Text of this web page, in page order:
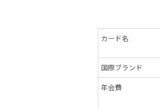
カード名
国際ブランド
年会費